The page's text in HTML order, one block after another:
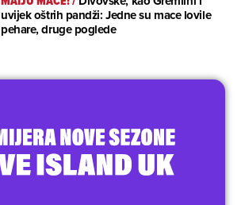
uvijek oštrih pandži: Jedne su mace lovile
pehare, druge poglede